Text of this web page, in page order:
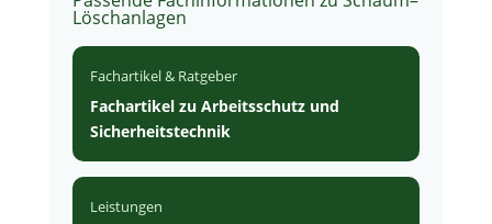
Löschanlagen
Fachartikel & Ratgeber
Fachartikel zu Arbeitsschutz und
Sicherheitstechnik
Leistungen